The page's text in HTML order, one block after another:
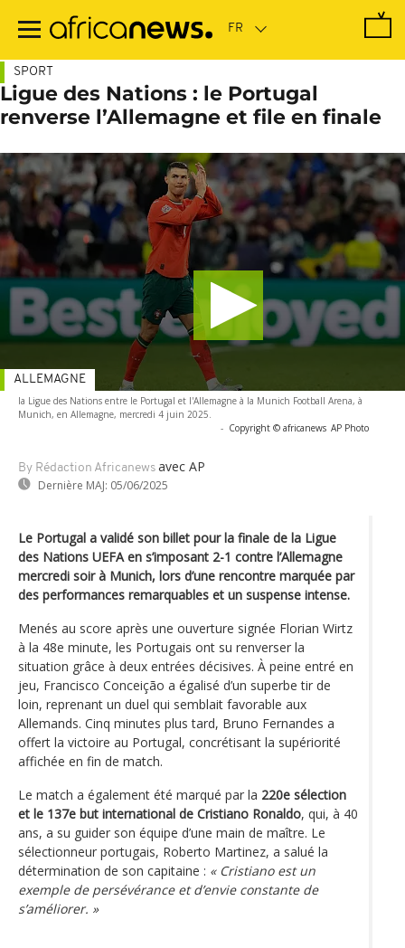
contenu
SPORT
Ligue des Nations : le Portugal
renverse l’Allemagne et file en finale
la Ligue des Nations entre le Portugal et l'Allemagne à la Munich Football Arena, à
Munich, en Allemagne, mercredi 4 juin 2025.
- Copyright © africanews AP Photo
By Rédaction Africanews avec AP
Dernière MAJ: 05/06/2025
ALLEMAGNE
Le Portugal a validé son billet pour la finale de la Ligue
des Nations UEFA en s’imposant 2-1 contre l’Allemagne
mercredi soir à Munich, lors d’une rencontre marquée par
des performances remarquables et un suspense intense.
Menés au score après une ouverture signée Florian Wirtz
à la 48e minute, les Portugais ont su renverser la
situation grâce à deux entrées décisives. À peine entré en
jeu, Francisco Conceição a égalisé d’un superbe tir de
loin, reprenant un duel qui semblait favorable aux
Allemands. Cinq minutes plus tard, Bruno Fernandes a
offert la victoire au Portugal, concrétisant la supériorité
affichée en fin de match.
Le match a également été marqué par la 220e sélection
et le 137e but international de Cristiano Ronaldo, qui, à 40
ans, a su guider son équipe d’une main de maître. Le
sélectionneur portugais, Roberto Martinez, a salué la
détermination de son capitaine : « Cristiano est un
exemple de persévérance et d’envie constante de
s’améliorer. »